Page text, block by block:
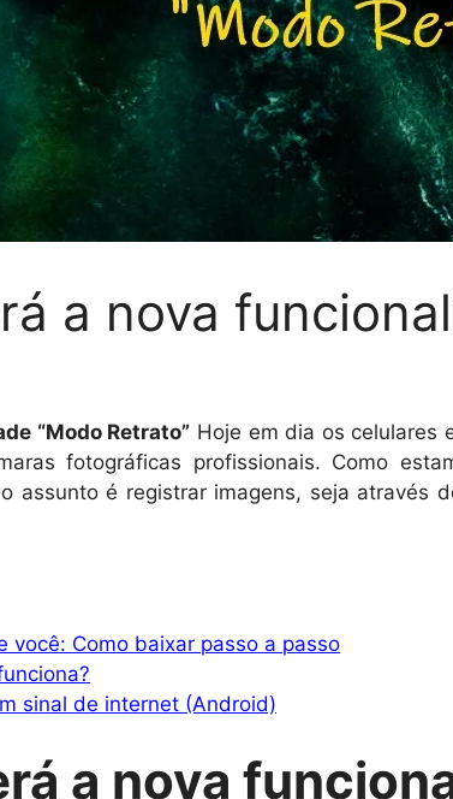
a nova
“Modo Retrato” Hoje em dia os celulares
fotográficas profissionais. Como
assunto é registrar imagens, seja através
você: Como baixar passo a passo
sinal de internet (Android)
a nova